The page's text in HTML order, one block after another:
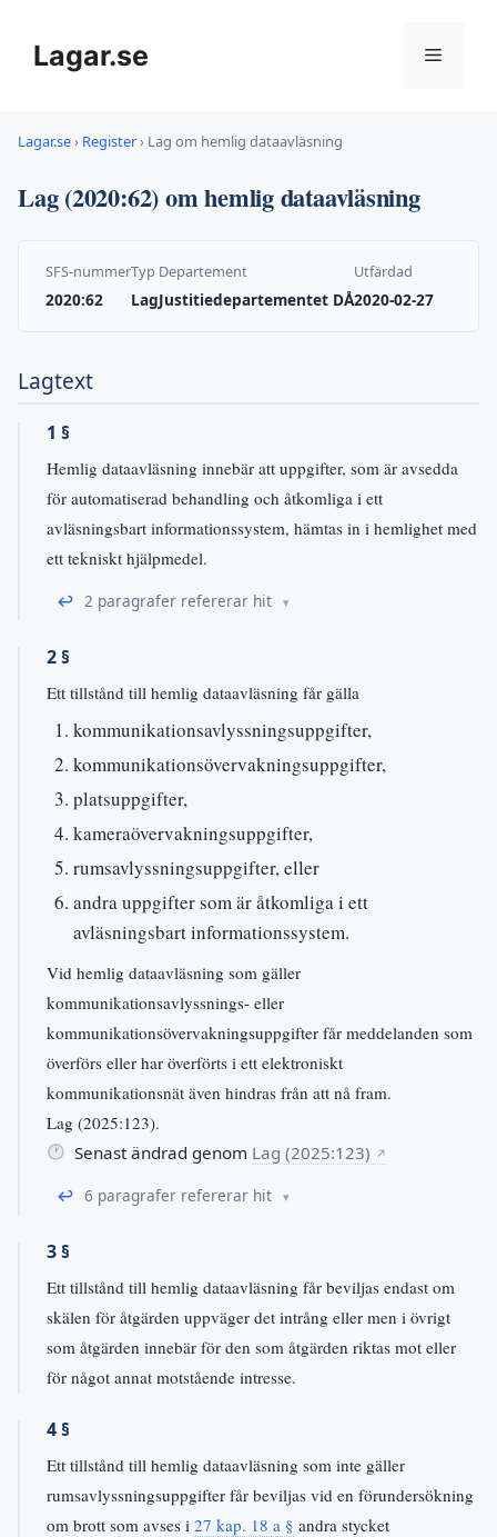
innehållLagar.se Meny
Lagar.se› Register› Lag om hemlig dataavläsning
Lag (2020:62) om hemlig dataavläsning
SFS-nummer
2020:62
Typ
Lag
Departement
Justitiedepartementet DÅ
Utfärdad
2020-02-27
Lagtext
1 §
Hemlig dataavläsning innebär att uppgifter, som är avsedda
för automatiserad behandling och åtkomliga i ett
avläsningsbart informationssystem, hämtas in i hemlighet med
ett tekniskt hjälpmedel.
↩ 2 paragrafer refererar hit
2 §
Ett tillstånd till hemlig dataavläsning får gälla
kommunikationsavlyssningsuppgifter,
kommunikationsövervakningsuppgifter,
platsuppgifter,
kameraövervakningsuppgifter,
rumsavlyssningsuppgifter, eller
andra uppgifter som är åtkomliga i ett
avläsningsbart informationssystem.
Vid hemlig dataavläsning som gäller
kommunikationsavlyssnings- eller
kommunikationsövervakningsuppgifter får meddelanden som
överförs eller har överförts i ett elektroniskt
kommunikationsnät även hindras från att nå fram.
Lag (2025:123).
Senast ändrad genom Lag (2025:123) ↗
↩ 6 paragrafer refererar hit
3 §
Ett tillstånd till hemlig dataavläsning får beviljas endast om
skälen för åtgärden uppväger det intrång eller men i övrigt
som åtgärden innebär för den som åtgärden riktas mot eller
för något annat motstående intresse.
4 §
Ett tillstånd till hemlig dataavläsning som inte gäller
rumsavlyssningsuppgifter får beviljas vid en förundersökning
om brott som avses i 27 kap. 18 a § andra stycket